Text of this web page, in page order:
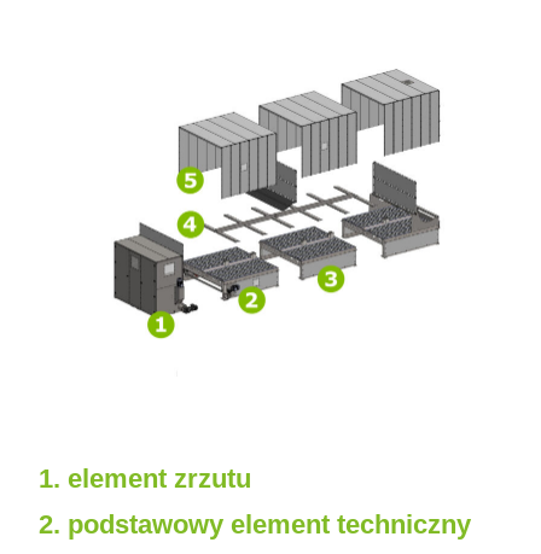
1. element zrzutu
2. podstawowy element techniczny